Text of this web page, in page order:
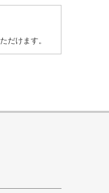
だけます。